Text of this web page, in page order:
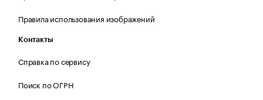
Правила использования изображений
Контакты
Справка по сервису
Поиск по ОГРН